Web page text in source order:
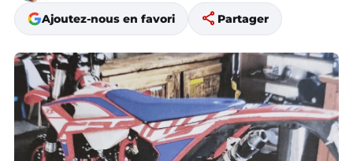
Ajoutez-nous en favori share Partager